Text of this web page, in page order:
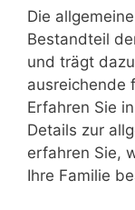
Die
Bestandteil
und trägt
ausreichende
Erfahren Sie
Details zur
erfahren Sie,
Ihre Familie